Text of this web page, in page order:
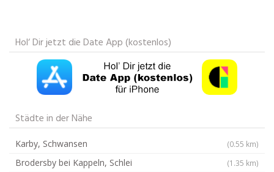
Hol‘ Dir jetzt die Date App (kostenlos)
Städte in der Nähe
Karby, Schwansen (0.55 km)
Brodersby bei Kappeln, Schlei (1.35 km)